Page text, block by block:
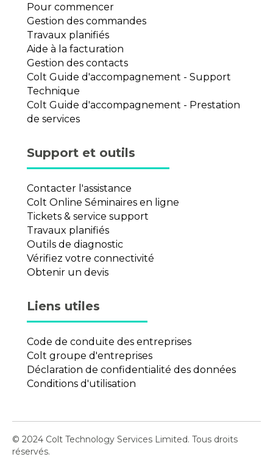
Pour commencer
Gestion des commandes
Travaux planifiés
Aide à la facturation
Gestion des contacts
Colt Guide d'accompagnement - Support
Technique
Colt Guide d'accompagnement - Prestation
de services
Support et outils
Contacter l'assistance
Colt Online Séminaires en ligne
Tickets & service support
Travaux planifiés
Outils de diagnostic
Vérifiez votre connectivité
Obtenir un devis
Liens utiles
Code de conduite des entreprises
Colt groupe d'entreprises
Déclaration de confidentialité des données
Conditions d'utilisation
© 2024 Colt Technology Services Limited. Tous droits
réservés.